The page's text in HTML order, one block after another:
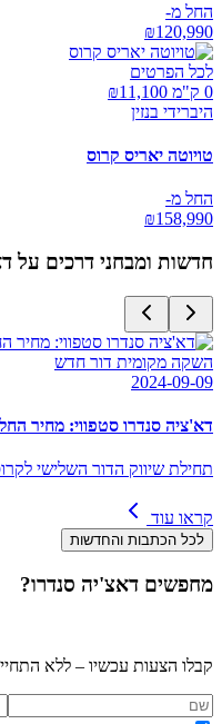
החל מ-
₪120,990
לכל הפרטים
0 ק"מ ₪
11,100
היברידי בנזין
טויוטה יאריס קרוס
החל מ-
₪158,990
חדשות ומבחני דרכים על
השקה מקומית דור חדש
2024-09-09
דא'ציה סנדרו סטפווי: מחיר החל מ-
תחילת שיווק הדור השלישי
קראו עוד
לכל הכתבות והחדשות
מחפשים דאצ'יה סנדרו?
קבלו הצעות עכשיו – ללא